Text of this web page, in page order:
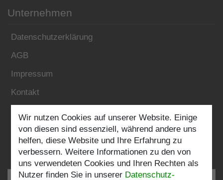
Unternehmen
Datenschutzerklärung
AGB
Impressum
Kontakt
Folgen Sie uns:
Wir nutzen Cookies auf unserer Website. Einige
von diesen sind essenziell, während andere uns
helfen, diese Website und Ihre Erfahrung zu
verbessern. Weitere Informationen zu den von
uns verwendeten Cookies und Ihren Rechten als
Nutzer finden Sie in unserer Daten­schutz­